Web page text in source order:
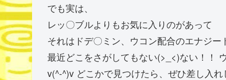
でも実は、
レッ〇ブルよりもお気に入りのがあって
それはドデ〇ミン、ウコン配合のエナジー
最近どこをさがしてもない(>_<)ない！！
v(^-^)v どこかで見つけたら、ぜひ差し入